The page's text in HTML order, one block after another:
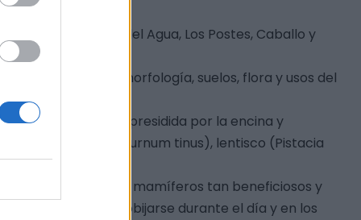
Cueva del Agua, Los Postes, Caballo y
en cuanto a morfología, suelos, flora y usos del
mediterránea presidida por la encina y
durillo (Viburnum tinus), lentisco (Pistacia
de esos pequeños mamíferos tan beneficiosos y
donde cobijarse durante el día y en los